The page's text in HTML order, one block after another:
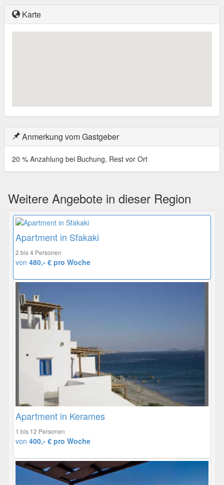
Karte
Anmerkung vom Gastgeber
20 % Anzahlung bei Buchung, Rest vor Ort
Weitere Angebote in dieser Region
Apartment in Sfakaki
2 bis 4 Personen
von 480,- € pro Woche
Apartment in Kerames
1 bis 12 Personen
von 400,- € pro Woche